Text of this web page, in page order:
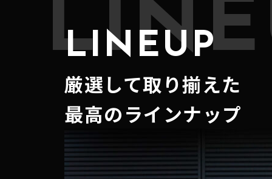
LINEUP
厳選して取り揃えた
最高のラインナップ